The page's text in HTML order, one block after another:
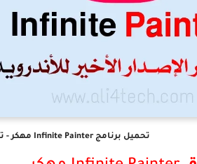
تحميل برنامج Infinite Painter مهكر - تنزيل الرسام للاندرويد - Painter مهكر